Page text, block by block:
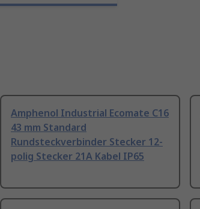
Amphenol Industrial Ecomate C16
43 mm Standard
Rundsteckverbinder Stecker 12-
polig Stecker 21A Kabel IP65